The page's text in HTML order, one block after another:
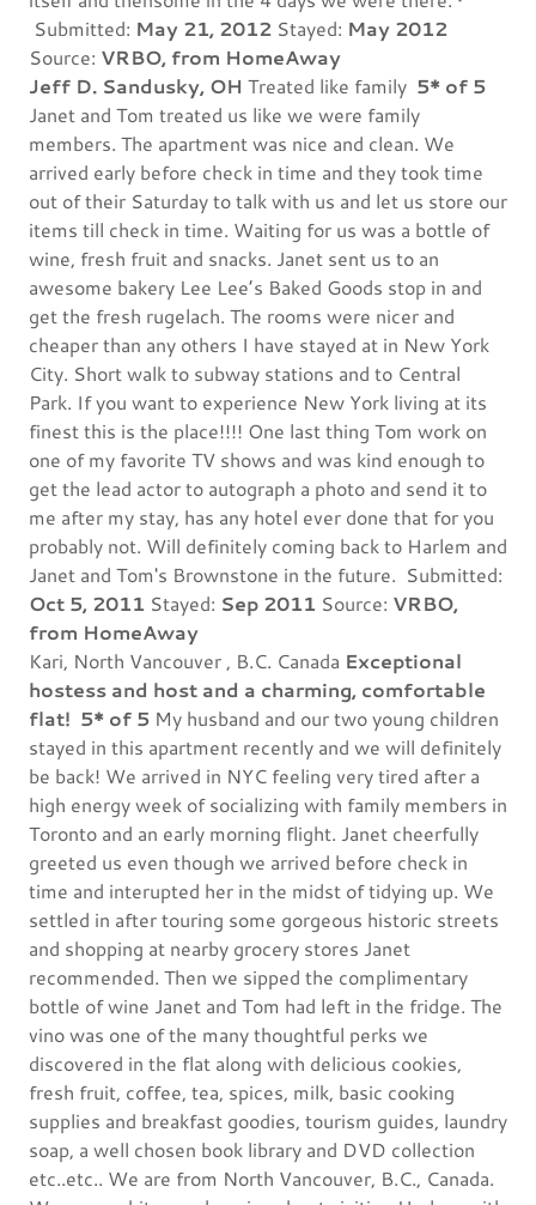
Submitted: May 21, 2012 Stayed: May 2012
Source: VRBO, from HomeAway
Jeff D. Sandusky, OH Treated like family 5* of 5
Janet and Tom treated us like we were family
members. The apartment was nice and clean. We
arrived early before check in time and they took time
out of their Saturday to talk with us and let us store our
items till check in time. Waiting for us was a bottle of
wine, fresh fruit and snacks. Janet sent us to an
awesome bakery Lee Lee’s Baked Goods stop in and
get the fresh rugelach. The rooms were nicer and
cheaper than any others I have stayed at in New York
City. Short walk to subway stations and to Central
Park. If you want to experience New York living at its
finest this is the place!!!! One last thing Tom work on
one of my favorite TV shows and was kind enough to
get the lead actor to autograph a photo and send it to
me after my stay, has any hotel ever done that for you
probably not. Will definitely coming back to Harlem and
Janet and Tom's Brownstone in the future. Submitted:
Oct 5, 2011 Stayed: Sep 2011 Source: VRBO,
from HomeAway
Kari, North Vancouver , B.C. Canada Exceptional
hostess and host and a charming, comfortable
flat! 5* of 5 My husband and our two young children
stayed in this apartment recently and we will definitely
be back! We arrived in NYC feeling very tired after a
high energy week of socializing with family members in
Toronto and an early morning flight. Janet cheerfully
greeted us even though we arrived before check in
time and interupted her in the midst of tidying up. We
settled in after touring some gorgeous historic streets
and shopping at nearby grocery stores Janet
recommended. Then we sipped the complimentary
bottle of wine Janet and Tom had left in the fridge. The
vino was one of the many thoughtful perks we
discovered in the flat along with delicious cookies,
fresh fruit, coffee, tea, spices, milk, basic cooking
supplies and breakfast goodies, tourism guides, laundry
soap, a well chosen book library and DVD collection
etc..etc.. We are from North Vancouver, B.C., Canada.